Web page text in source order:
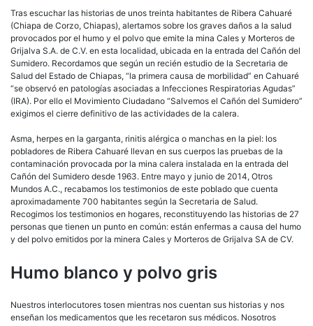
Tras escuchar las historias de unos treinta habitantes de Ribera Cahuaré
(Chiapa de Corzo, Chiapas), alertamos sobre los graves daños a la salud
provocados por el humo y el polvo que emite la mina Cales y Morteros de
Grijalva S.A. de C.V. en esta localidad, ubicada en la entrada del Cañón del
Sumidero. Recordamos que según un recién estudio de la Secretaria de
Salud del Estado de Chiapas, “la primera causa de morbilidad” en Cahuaré
“se observó en patologías asociadas a Infecciones Respiratorias Agudas”
(IRA). Por ello el Movimiento Ciudadano “Salvemos el Cañón del Sumidero”
exigimos el cierre definitivo de las actividades de la calera.
Asma, herpes en la garganta, rinitis alérgica o manchas en la piel: los
pobladores de Ribera Cahuaré llevan en sus cuerpos las pruebas de la
contaminación provocada por la mina calera instalada en la entrada del
Cañón del Sumidero desde 1963. Entre mayo y junio de 2014, Otros
Mundos A.C., recabamos los testimonios de este poblado que cuenta
aproximadamente 700 habitantes según la Secretaria de Salud.
Recogimos los testimonios en hogares, reconstituyendo las historias de 27
personas que tienen un punto en común: están enfermas a causa del humo
y del polvo emitidos por la minera Cales y Morteros de Grijalva SA de CV.
Humo blanco y polvo gris
Nuestros interlocutores tosen mientras nos cuentan sus historias y nos
enseñan los medicamentos que les recetaron sus médicos. Nosotros